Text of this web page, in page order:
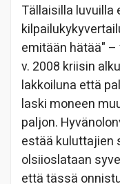
Tällaisilla luvuilla
emitään hätää"
v. 2008 kriisin
lakkoiluna että
laski moneen
paljon.
estää kuluttajien
olsiioslataan
että tässä